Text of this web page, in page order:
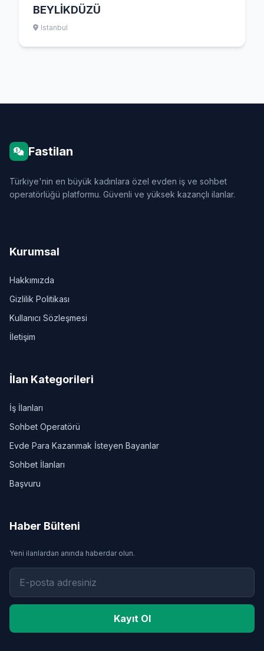
BEYLİKDÜZÜ
Istanbul
Fastilan
Türkiye'nin en büyük kadınlara özel evden iş ve sohbet
operatörlüğü platformu. Güvenli ve yüksek kazançlı ilanlar.
Kurumsal
Hakkımızda
Gizlilik Politikası
Kullanıcı Sözleşmesi
İletişim
İlan Kategorileri
İş İlanları
Sohbet Operatörü
Evde Para Kazanmak İsteyen Bayanlar
Sohbet İlanları
Başvuru
Haber Bülteni
Yeni ilanlardan anında haberdar olun.
Kayıt Ol